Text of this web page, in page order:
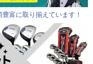
富に取り揃えています！